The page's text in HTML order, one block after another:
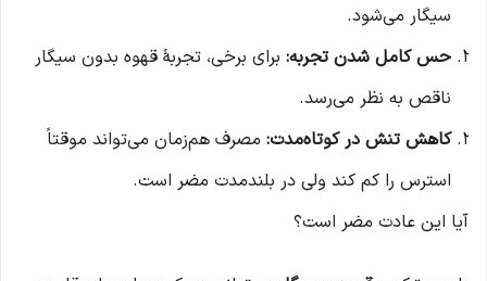
سیگار می‌شود.
حس کامل شدن تجربه: برای برخی، تجربهٔ قهوه بدون سیگار
ناقص به نظر می‌رسد.
کاهش تنش در کوتاه‌مدت: مصرف هم‌زمان می‌تواند موقتاً
استرس را کم کند ولی در بلندمدت مضر است.
آیا این عادت مضر است؟